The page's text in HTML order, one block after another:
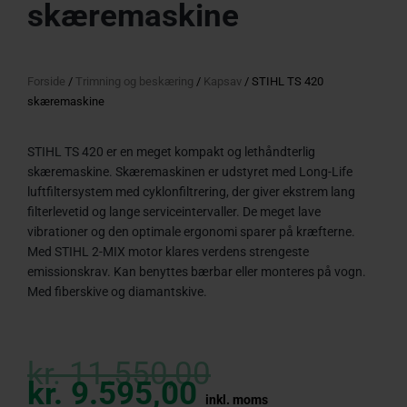
skæremaskine
Forside / Trimning og beskæring / Kapsav / STIHL TS 420
skæremaskine
STIHL TS 420 er en meget kompakt og lethåndterlig
skæremaskine. Skæremaskinen er udstyret med Long-Life
luftfiltersystem med cyklonfiltrering, der giver ekstrem lang
filterlevetid og lange serviceintervaller. De meget lave
vibrationer og den optimale ergonomi sparer på kræfterne.
Med STIHL 2-MIX motor klares verdens strengeste
emissionskrav. Kan benyttes bærbar eller monteres på vogn.
Med fiberskive og diamantskive.
kr.11.550,00price
was:
kr. 9.595,00
price
is:
inkl. moms